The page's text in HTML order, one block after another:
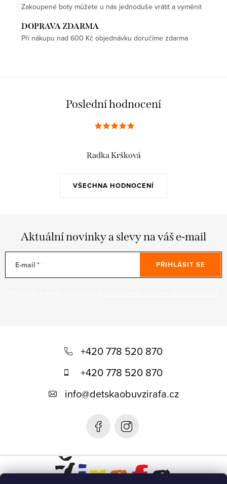
Zakoupené boty můžete u nás jednoduše vrátit a vyměnit
DOPRAVA ZDARMA
Pří nákupu nad 600 Kč objednávku doručíme zdarma
Poslední hodnocení
VŠECHNA HODNOCENÍ
Radka Kršková
Aktuální novinky a slevy na váš e-mail
E-mail PŘIHLÁSIT SE
+420 778 520 870
+420 778 520 870
info@detskaobuvzirafa.cz